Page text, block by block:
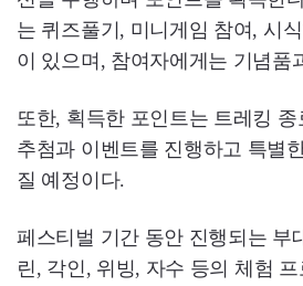
는 퀴즈풀기, 미니게임 참여, 시
이 있으며, 참여자에게는 기념품
또한, 획득한 포인트는 트레킹
추첨과 이벤트를 진행하고 특별
질 예정이다.
페스티벌 기간 동안 진행되는 부
린, 각인, 위빙, 자수 등의 체험